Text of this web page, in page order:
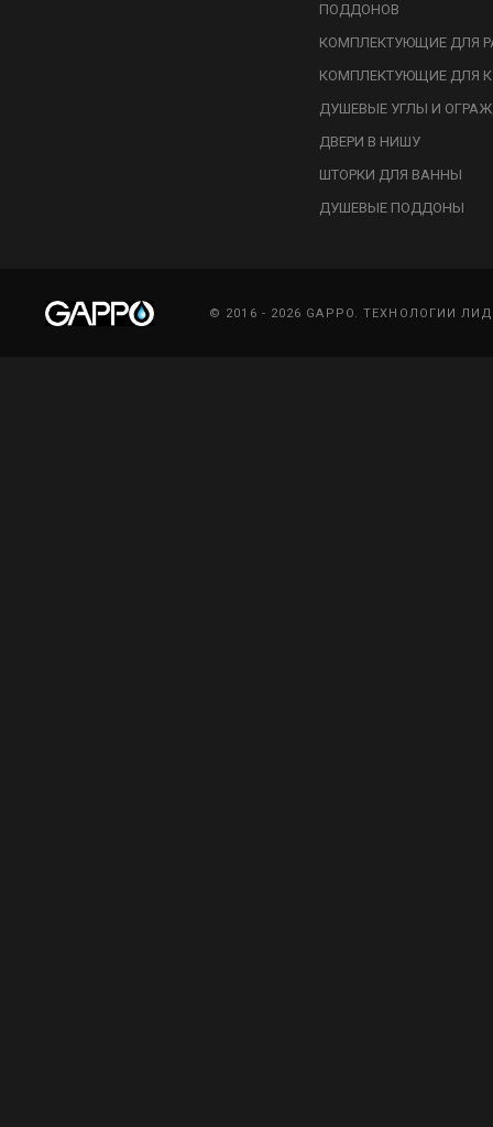
ПОДДОНОВ
КОМПЛЕКТУЮЩИЕ ДЛЯ
КОМПЛЕКТУЮЩИЕ ДЛЯ
ДУШЕВЫЕ УГЛЫ И
ДВЕРИ В НИШУ
ШТОРКИ ДЛЯ ВАННЫ
ДУШЕВЫЕ ПОДДОНЫ
© 2016 - 2026 GAPPO. ТЕХНОЛОГИИ